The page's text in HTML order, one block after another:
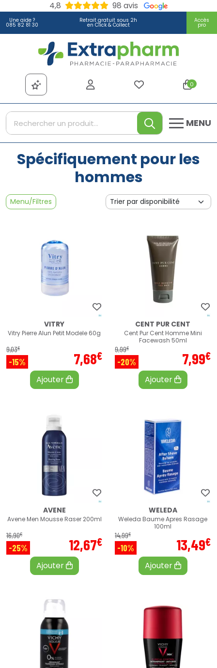
4,8 98 avis
Une aide ?
085 82 81 30
Retrait gratuit sous 2h
en Click & Collect
Accès
pro
Extrapharm Votre
0
MENU
Spécifiquement pour les
hommes
Menu/Filtres
VITRY
Vitry Pierre Alun Petit Modele 60g
9,03€
-15% 7,68€
Ajouter
CENT PUR CENT
Cent Pur Cent Homme Mini
Facewash 50ml
9,99€
-20% 7,99€
Ajouter
AVENE
Avene Men Mousse Raser 200ml
16,90€
-25% 12,67€
Ajouter
WELEDA
Weleda Baume Apres Rasage
100ml
14,99€
-10% 13,49€
Ajouter